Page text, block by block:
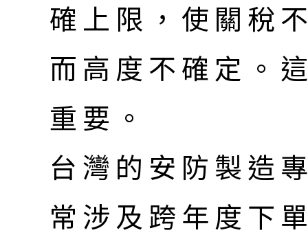
確上限，使關稅
而高度不確定。
重要。
台灣的安防製造
常涉及跨年度下